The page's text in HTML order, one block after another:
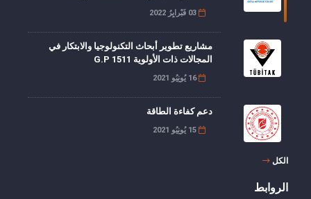
03 فَبْرايِرُ 2022
مشاريع تطوير أبحاث التكنولوجيا والابتكار في
المجالات ذات الأولوية G.P 1511
16 يُونِيُو 2021
دعم كفاءة الطاقة
15 يُونِيُو 2021
الكل
الروابط